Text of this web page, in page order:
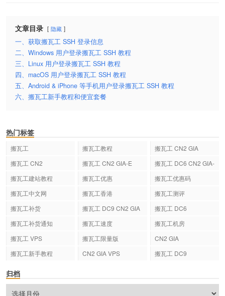
文章目录 隐藏
一、获取搬瓦工 SSH 登录信息
二、Windows 用户登录搬瓦工 SSH 教程
三、Linux 用户登录搬瓦工 SSH 教程
四、macOS 用户登录搬瓦工 SSH 教程
五、Android & iPhone 等手机用户登录搬瓦工 SSH 教程
六、搬瓦工新手教程和便宜套餐
热门标签
搬瓦工 搬瓦工教程
搬瓦工 CN2 GIA
搬瓦工 CN2
搬瓦工 CN2 GIA-E
搬瓦工 DC6 CN2 GIA-
搬瓦工建站教程 搬瓦工优惠
搬瓦工优惠码
搬瓦工中文网
搬瓦工香港
搬瓦工测评
搬瓦工补货
搬瓦工 DC9 CN2 GIA
搬瓦工 DC6
搬瓦工补货通知
搬瓦工速度
搬瓦工机房
搬瓦工 VPS
搬瓦工限量版
CN2 GIA
搬瓦工新手教程
CN2 GIA VPS 搬瓦工 DC9
归档